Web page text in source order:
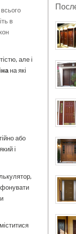
в
але і
на які
або
і